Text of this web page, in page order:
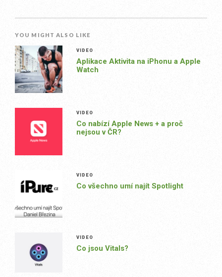
YOU MIGHT ALSO LIKE
VIDEO
Aplikace Aktivita na iPhonu a Apple
Watch
VIDEO
Co nabízí Apple News + a proč
nejsou v ČR?
VIDEO
Co všechno umí najít Spotlight
VIDEO
Co jsou Vitals?